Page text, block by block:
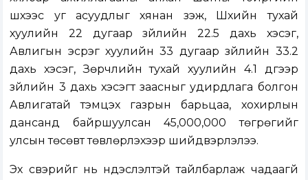
шүүхээс уг асуудлыг хянан үзэж, Шүүхийн тухай
хуулийн 22 дугаар зүйлийн 22.5 дахь хэсэг,
Авлигын эсрэг хуулийн 33 дугаар зүйлийн 33.2
дахь хэсэг, Зөрчлийн тухай хуулийн 4.1 дүгээр
зүйлийн 3 дахь хэсэгт заасныг удирдлага болгон
Авлигатай тэмцэх газрын барьцаа, хохирлын
дансанд байршуулсан 45,000,000 төгрөгийг
улсын төсөвт төвлөрүүлэхээр шийдвэрлэлээ.
Эх үүсвэрийг нь үндэслэлтэй тайлбарлаж чадаагүй